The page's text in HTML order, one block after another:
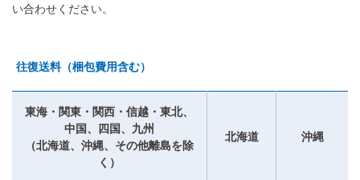
い合わせください。
往復送料（梱包費用含む）
東海・関東・関西・信越・東北、
中国、四国、九州
（北海道、沖縄、その他離島を除
く）
北海道 沖縄